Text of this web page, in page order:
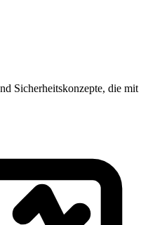
Sicherheitskonzepte, die mit